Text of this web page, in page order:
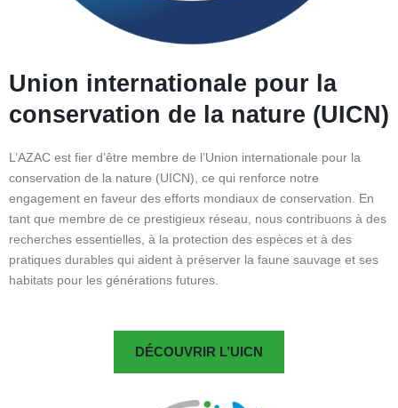
Union internationale pour la
conservation de la nature (UICN)
L’AZAC est fier d’être membre de l’Union internationale pour la
conservation de la nature (UICN), ce qui renforce notre
engagement en faveur des efforts mondiaux de conservation. En
tant que membre de ce prestigieux réseau, nous contribuons à des
recherches essentielles, à la protection des espèces et à des
pratiques durables qui aident à préserver la faune sauvage et ses
habitats pour les générations futures.
DÉCOUVRIR L’UICN